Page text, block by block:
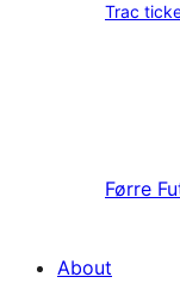
Trac
Førre
About